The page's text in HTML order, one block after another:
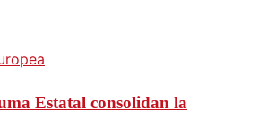
Estatal consolidan la